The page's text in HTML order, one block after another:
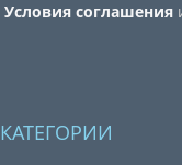
Условия соглашения
КАТЕГОРИИ